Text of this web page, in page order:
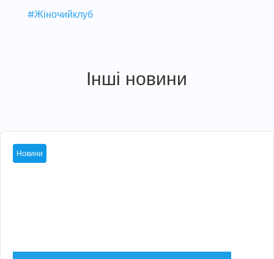
#Жіночийклуб
Інші новини
Новини